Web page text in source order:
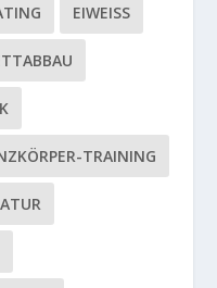
EIWEISS
TRAINING